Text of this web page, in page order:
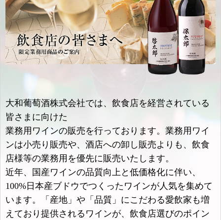
大和葡萄酒株式会社では、飲食店を経営されている
皆さまに向けた
業務用ワインの販売を行っております。業務用ワイ
ンは小売り販売や、酒店への卸し販売よりも、飲食
店様等の業務用を優先に販売いたします。
近年、国産ワインの品質向上と低価格化に伴い、
100%日本産ブドウでつくったワインが人気を集めて
います。「産地」や「品質」にこだわる愛飲家も増
えており提供されるワインが、飲食店選びのポイン